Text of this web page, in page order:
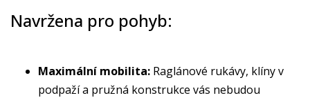
Navržena pro pohyb:
Maximální mobilita: Raglánové rukávy, klíny v
podpaží a pružná konstrukce vás nebudou